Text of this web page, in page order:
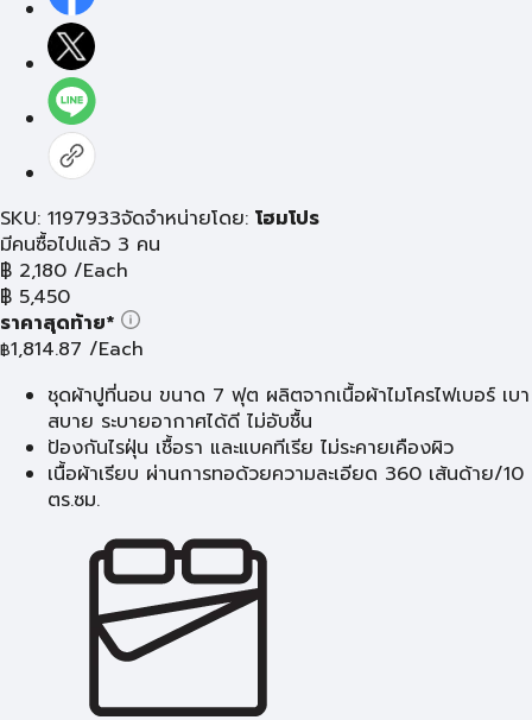
SKU: 1197933จัดจำหน่ายโดย: โฮมโปร
มีคนซื้อไปแล้ว 3 คน
฿ 2,180 /Each
฿ 5,450
ราคาสุดท้าย*
฿1,814.87 /Each
ชุดผ้าปูที่นอน ขนาด 7 ฟุต ผลิตจากเนื้อผ้าไมโครไฟเบอร์ เบา
สบาย ระบายอากาศได้ดี ไม่อับชื้น
ป้องกันไรฝุ่น เชื้อรา และแบคทีเรีย ไม่ระคายเคืองผิว
เนื้อผ้าเรียบ ผ่านการทอด้วยความละเอียด 360 เส้นด้าย/10
ตร.ซม.